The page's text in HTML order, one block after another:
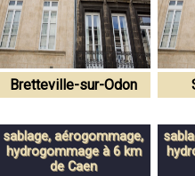
Bretteville-sur-Odon
sablage, aérogommage,
hydrogommage à 6 km
de Caen